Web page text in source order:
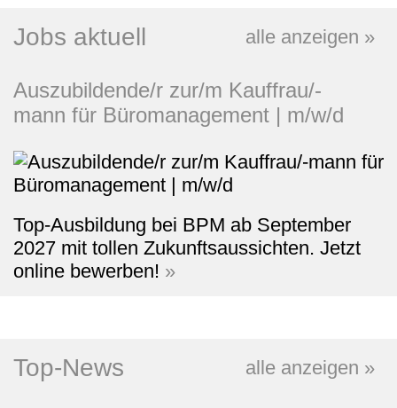
alle anzeigen »
Jobs aktuell
Auszubildende/r zur/m Kauffrau/-
mann für Büromanagement | m/w/d
Top-Ausbildung bei BPM ab September
2027 mit tollen Zukunftsaussichten. Jetzt
online bewerben! »
alle anzeigen »
Top‑News